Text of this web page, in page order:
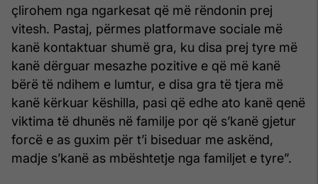
çlirohem nga ngarkesat që më rëndonin prej
vitesh. Pastaj, përmes platformave sociale më
kanë kontaktuar shumë gra, ku disa prej tyre më
kanë dërguar mesazhe pozitive e që më kanë
bërë të ndihem e lumtur, e disa gra të tjera më
kanë kërkuar këshilla, pasi që edhe ato kanë qenë
viktima të dhunës në familje por që s’kanë gjetur
forcë e as guxim për t’i biseduar me askënd,
madje s’kanë as mbështetje nga familjet e tyre”.